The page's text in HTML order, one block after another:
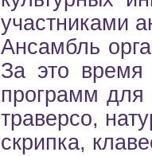
участниками
Ансамбль
За это время
программ для
траверсо,
скрипка,